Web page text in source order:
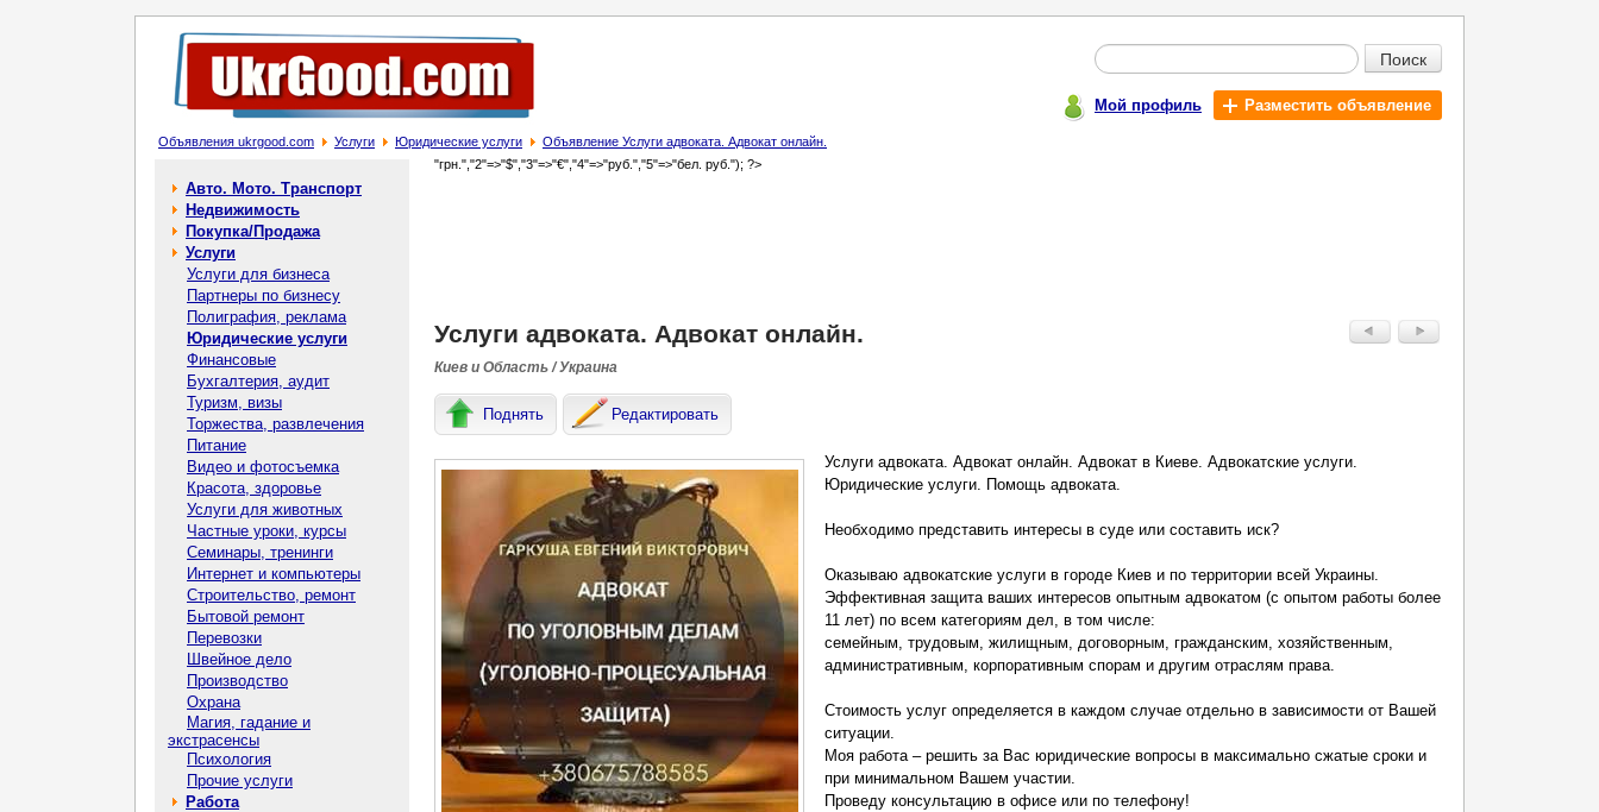
Поиск
Мой профиль Разместить объявление
Объявления ukrgood.com Услуги Юридические услуги Объявление Услуги адвоката. Адвокат онлайн.
Авто. Мото. Транспорт
Недвижимость
Покупка/Продажа
Услуги
Услуги для бизнеса
Партнеры по бизнесу
Полиграфия, реклама
Юридические услуги
Финансовые
Бухгалтерия, аудит
Туризм, визы
Торжества, развлечения
Питание
Видео и фотосъемка
Красота, здоровье
Услуги для животных
Частные уроки, курсы
Семинары, тренинги
Интернет и компьютеры
Строительство, ремонт
Бытовой ремонт
Перевозки
Швейное дело
Производство
Охрана
Магия, гадание и
экстрасенсы
Психология
Прочие услуги
Работа
"грн.","2"=>"$","3"=>"€","4"=>"руб.","5"=>"бел. руб."); ?>
Услуги адвоката. Адвокат онлайн.
Киев и Область / Украина
Поднять Редактировать
Услуги адвоката. Адвокат онлайн. Адвокат в Киеве. Адвокатские услуги.
Юридические услуги. Помощь адвоката.
Необходимо представить интересы в суде или составить иск?
Оказываю адвокатские услуги в городе Киев и по территории всей Украины.
Эффективная защита ваших интересов опытным адвокатом (с опытом работы более
11 лет) по всем категориям дел, в том числе:
семейным, трудовым, жилищным, договорным, гражданским, хозяйственным,
административным, корпоративным спорам и другим отраслям права.
Стоимость услуг определяется в каждом случае отдельно в зависимости от Вашей
ситуации.
Моя работа – решить за Вас юридические вопросы в максимально сжатые сроки и
при минимальном Вашем участии.
Проведу консультацию в офисе или по телефону!